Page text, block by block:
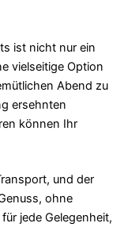
ist nicht nur ein
vielseitige Option
Abend zu
ersehnten
können Ihr
und der
ohne
jede Gelegenheit,